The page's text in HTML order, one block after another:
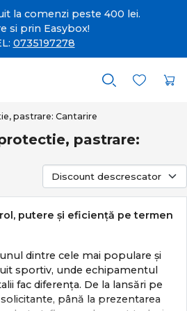
la comenzi peste 400 lei.
si prin Easybox!
0735197278
pastrare: Cantarire
pastrare:
putere și eficiență pe termen
dintre cele mai populare și
sportiv, unde echipamentul
fac diferența. De la lansări pe
până la prezentarea